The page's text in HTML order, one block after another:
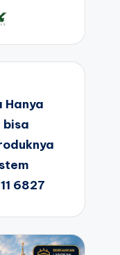
Hanya
bisa
6827